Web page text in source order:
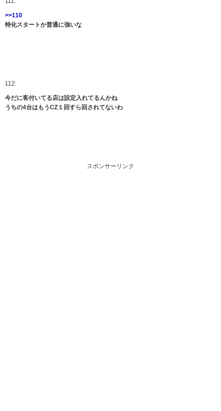
>>110
特化スタートか普通に強いな
112:
今だに客付いてる店は設定入れてるんかね
うちの4台はもうCZ１回すら回されてないわ
スポンサーリンク